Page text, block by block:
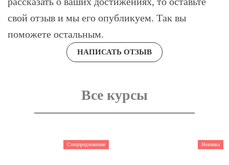
свой отзыв и мы его опубликуем. Так вы
поможете остальным.
НАПИСАТЬ ОТЗЫВ
Все курсы
Спецпредложение Новинка